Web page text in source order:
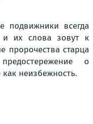
подвижники всегда
и их слова зовут к
пророчества старца
о
неизбежность.